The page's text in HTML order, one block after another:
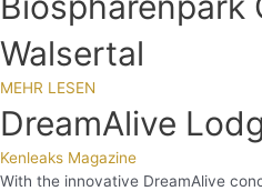
Walsertal
MEHR LESEN
DreamAlive
Kenleaks Magazine
With the innovative DreamAlive